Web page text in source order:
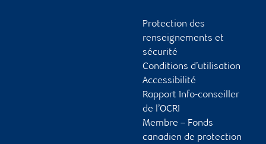
Protection des
renseignements et
sécurité
Conditions d’utilisation
Accessibilité
Rapport Info-conseiller
de l’OCRI
Membre – Fonds
canadien de protection